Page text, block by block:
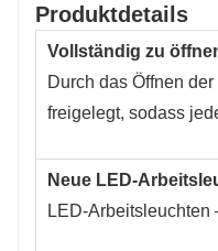
Produktdetails
Vollständig zu
Durch das Öffnen
freigelegt, sodass
Neue LED-
LED-Arbeitsleuchten